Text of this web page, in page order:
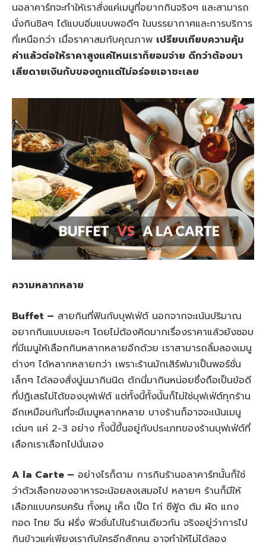
นอลาคาร์ทจะทำให้เราสั่งแค่เมนูที่อยากกินจริงๆ และสามารถ
นั่งกินชิลๆ ได้แบบอิ่มแบบพอดีๆ ในบรรยากาศและการบริการ
ที่เหนือกว่า เมื่อราคาสมกับคุณภาพ เปรียบเทียบความคุ้ม
ค่าแล้วต่อให้ราคาสูงแค่ไหนเราก็ยอมจ่าย ดีกว่าต้องมา
เสียดายเงินกับของถูกแต่ไม่อร่อยเอาซะเลย
ความหลากหลาย
Buffet – สายกินที่ฟินกับบุฟเฟ่ต์ นอกจากจะเน้นปริมาณ
อยากกินแบบเยอะๆ โดยไม่ต้องคิดมากเรื่องราคาแล้วยังชอบ
ที่มีเมนูให้เลือกกินหลากหลายอีกด้วย เราสามารถลิ้มลองเมนู
ต่างๆ ได้หลากหลายกว่า เพราะร้านมักเสิร์ฟมาเป็นพอร์ชั่น
เล็กๆ ได้ลองสั่งนู่นมากินนิด ตักนี่มากินหน่อยซึ่งถือเป็นข้อดี
ที่ปฏิเสธไม่ได้ของบุฟเฟ่ต์ แต่ทั้งนี้ทั้งนั้นก็ไม่ใช่บุฟเฟ่ต์ทุกร้าน
อีกเหมือนกันที่จะมีเมนูหลากหลาย บางร้านก็อาจจะเน้นเมนู
เด่นๆ แค่ 2-3 อย่าง ทั้งนี้ขึ้นอยู่กับประเภทของร้านบุฟเฟ่ต์ที่
เลือกเราเลือกไปนั่นเอง
A la Carte – อย่างไรก็ตาม การกินร้านอลาคาร์ทนั้นก็ใช่
ว่าตัวเลือกของอาหารจะน้อยลงเสมอไป หลายๆ ร้านก็มีให้
เลือกแบบครบครัน ทั้งหมู เห็ด เป็ด ไก่ ซีฟู้ด ต้ม ผัด แกง
ทอด ไทย จีน ฝรั่ง ฟิวชั่นไปในร้านเดียวกัน จริงอยู่ว่าการไป
กินข้าวแค่เพียงเรากับใครอีกสักคน อาจทำให้ไม่ได้ลอง